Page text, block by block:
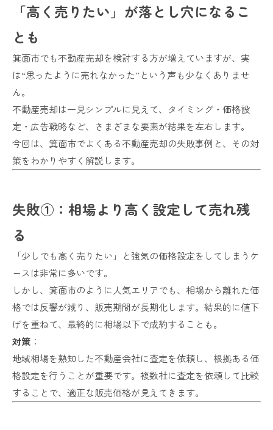
「高く売りたい」が落とし穴になるこ
とも
箕面市でも不動産売却を検討する方が増えていますが、実
は“思ったように売れなかった”という声も少なくありませ
ん。
不動産売却は一見シンプルに見えて、タイミング・価格設
定・広告戦略など、さまざまな要素が結果を左右します。
今回は、箕面市でよくある不動産売却の失敗事例と、その対
策をわかりやすく解説します。
失敗①：相場より高く設定して売れ残
る
「少しでも高く売りたい」と強気の価格設定をしてしまうケ
ースは非常に多いです。
しかし、箕面市のように人気エリアでも、相場から離れた価
格では反響が減り、販売期間が長期化します。結果的に値下
げを重ねて、最終的に相場以下で成約することも。
対策 ：
地域相場を熟知した不動産会社に査定を依頼し、根拠ある価
格設定を行うことが重要です。複数社に査定を依頼して比較
することで、適正な販売価格が見えてきます。